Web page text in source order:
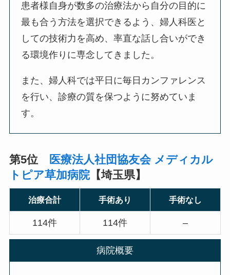
患者様自身が数多の治療法から自分の目的に
最も合う方法を選択できるよう、婦人科医と
しての技術力を高め、率直な話し合いができ
る環境作りに専念してきました。
また、婦人科では平日に毎日カンファレンス
を行い、診療の質を保つように努めていま
す。
第5位
医療法人社団協友会 メディカル
トピア草加病院【埼玉県】
治療合計 手術あり 手術なし
114件 114件 –
病院概要